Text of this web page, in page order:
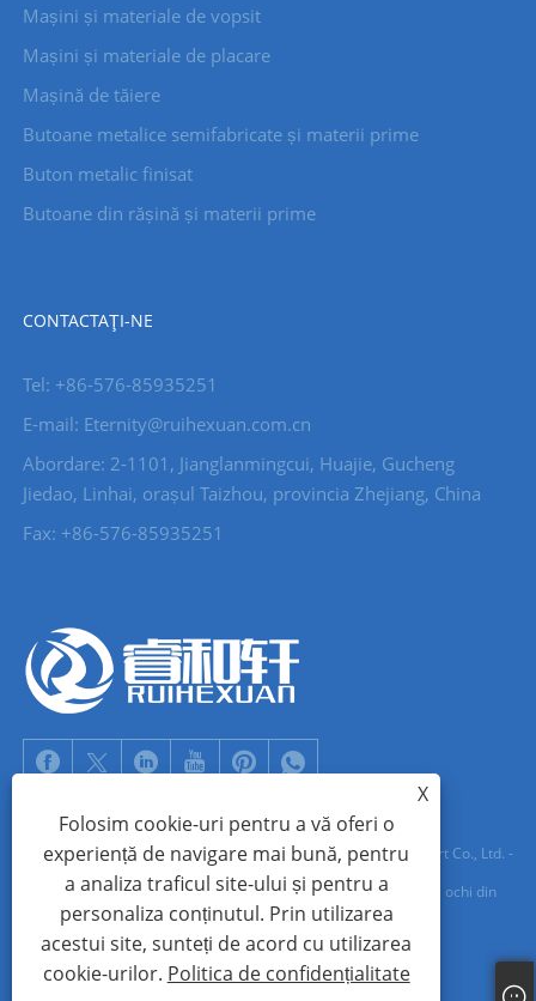
Mașini și materiale de vopsit
Mașini și materiale de placare
Mașină de tăiere
Butoane metalice semifabricate și materii prime
Buton metalic finisat
Butoane din rășină și materii prime
CONTACTAŢI-NE
Tel: +86-576-85935251
E-mail: Eternity@ruihexuan.com.cn
Abordare: 2-1101, Jianglanmingcui, Huajie, Gucheng
Jiedao, Linhai, orașul Taizhou, provincia Zhejiang, China
Fax: +86-576-85935251
Drepturi de autor © 2022 Zhejiang Ruihexuan Import and Export Co., Ltd. -
Buton metalic, Producători de glisoare cu fermoar, Furnizori de ochi din
metal - Toate drepturile rezervate
RSS XML
X
Folosim cookie-uri pentru a vă oferi o
experiență de navigare mai bună, pentru
a analiza traficul site-ului și pentru a
personaliza conținutul. Prin utilizarea
acestui site, sunteți de acord cu utilizarea
cookie-urilor. Politica de confidențialitate